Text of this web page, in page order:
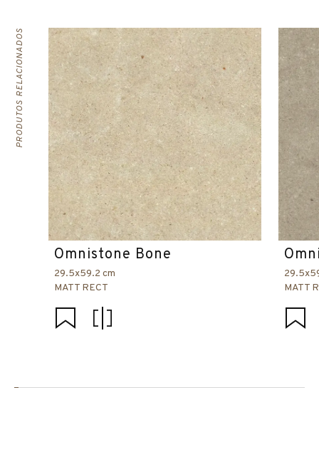
PRODUTOS RELACIONADOS
Omnistone Bone
29.5x59.2 cm
MATT RECT
MATT